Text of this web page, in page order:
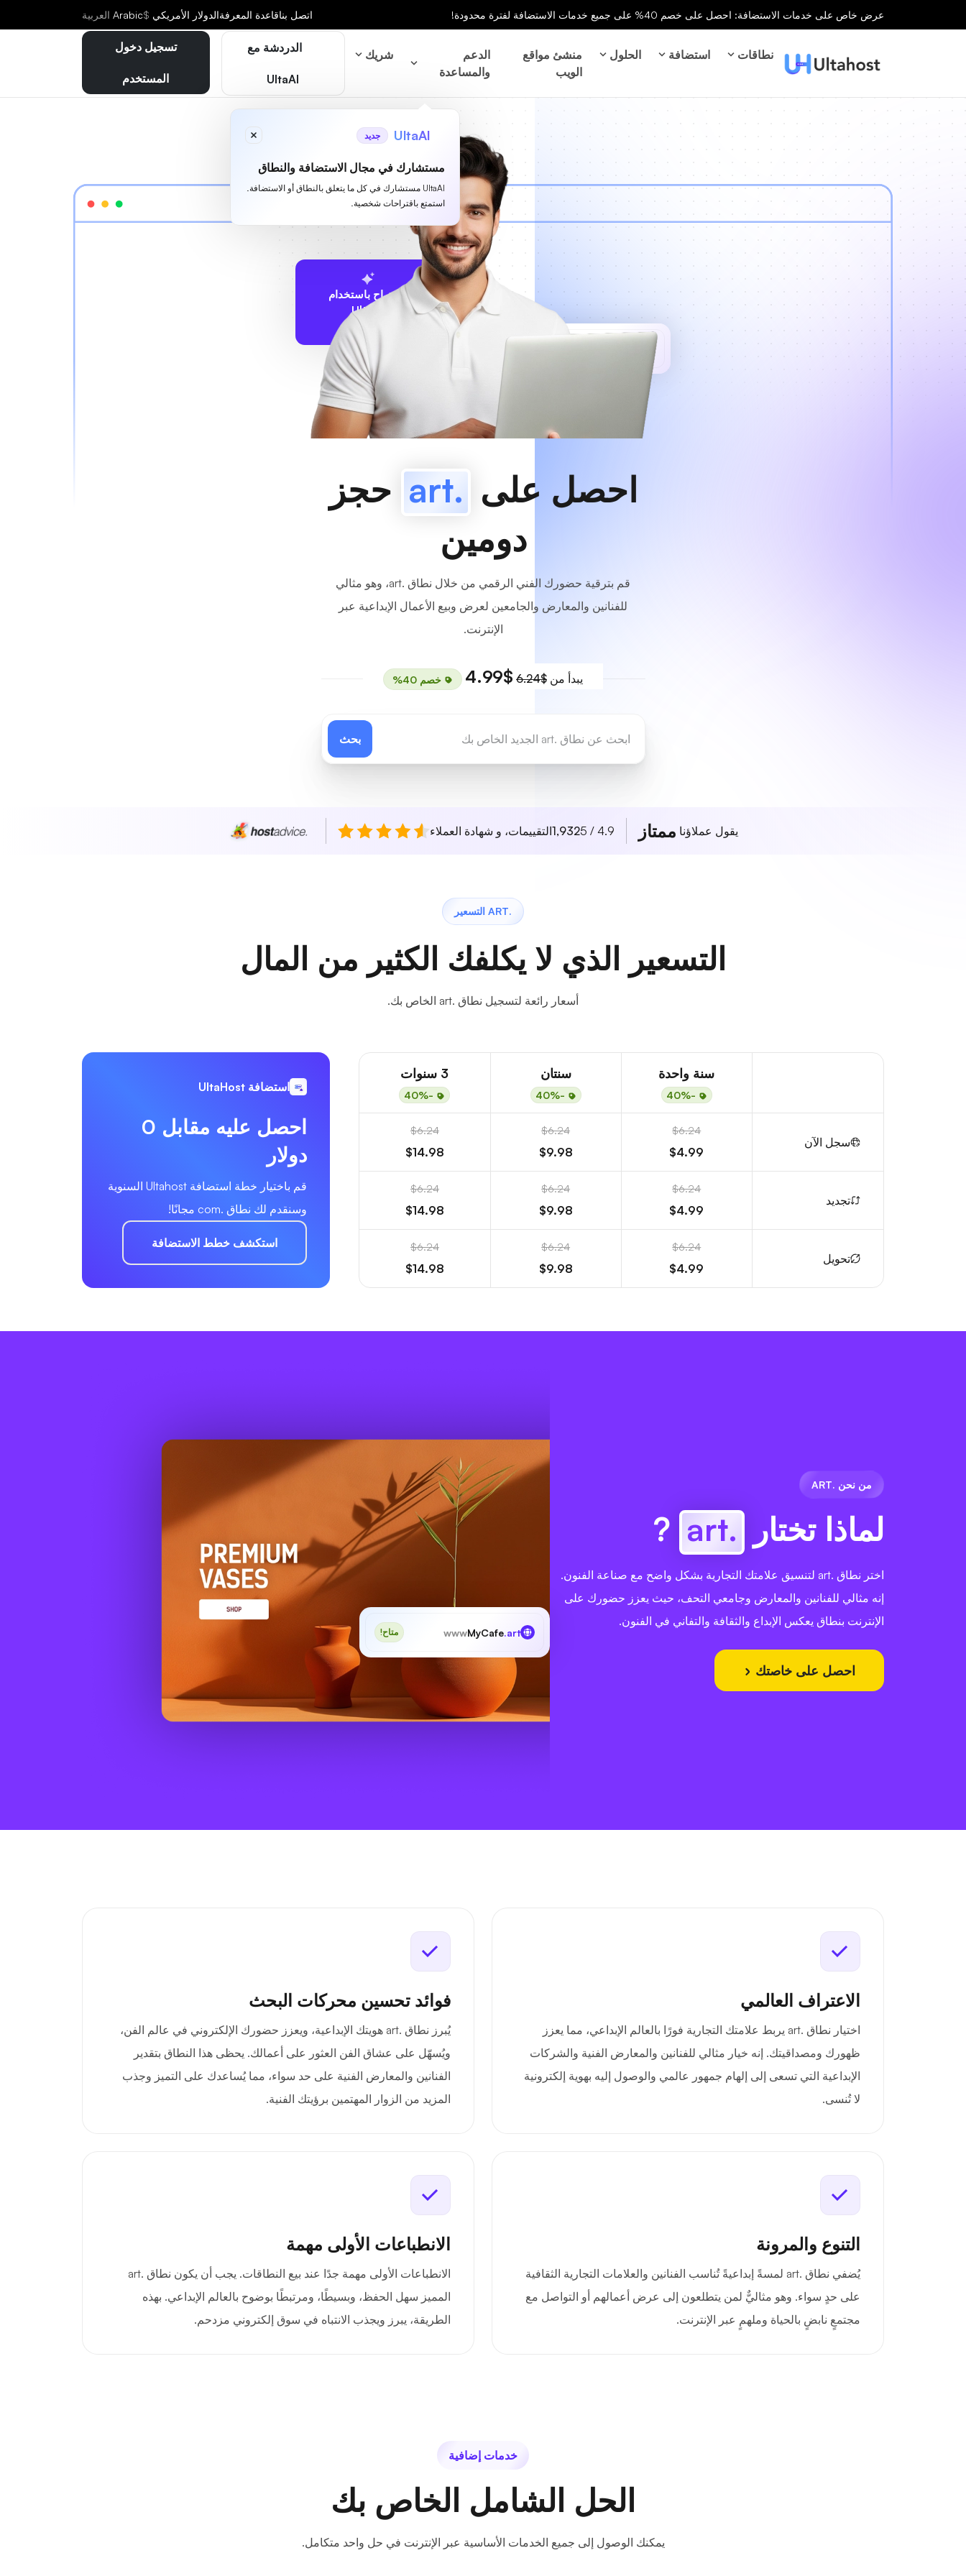
عرض خاص على خدمات الاستضافة: احصل على خصم 40% على جميع خدمات الاستضافة لفترة محدودة! اتصل بناقاعدة المعرفةالدولار الأمريكي $
Arabic العربية
نطاقات استضافة الحلول
منشئ مواقع
الويب
الدعم
والمساعدة
شريك الدردشة مع
UltaAI
UltaAI جديد
مستشارك في مجال الاستضافة والنطاق
UltaAI مستشارك في كل ما يتعلق بالنطاق أو الاستضافة.
استمتع باقتراحات شخصية.
تسجيل دخول
المستخدم
الاقتراح باستخدام
UltaAI
متاح!
احصل على .art
حجز
دومين
قم بترقية حضورك الفني الرقمي من خلال نطاق .art، وهو مثالي
للفنانين والمعارض والجامعين لعرض وبيع الأعمال الإبداعية عبر
الإنترنت.
يبدأ من $6.24
$4.99 خصم 40%
بحث
يقول عملاؤنا ممتاز 4.9 / 5
1,932التقييمات، و شهادة العملاء
.ART التسعير
التسعير الذي لا يكلفك الكثير من المال
أسعار رائعة لتسجيل نطاق .art الخاص بك.
سنة واحدة
-40%
سنتان
-40%
3 سنوات
-40%
سجل الآن
$6.24
$4.99
$6.24
$9.98
$6.24
$14.98
تجديد
$6.24
$4.99
$6.24
$9.98
$6.24
$14.98
تحويل
$6.24
$4.99
$6.24
$9.98
$6.24
$14.98
استضافة UltaHost
احصل عليه مقابل 0
دولار
قم باختيار خطة استضافة Ultahost السنوية
وسنقدم لك نطاق .com مجانًا!
استكشف خطط الاستضافة
من نحن .ART
لماذا تختار .art
?
اختر نطاق .art لتنسيق علامتك التجارية بشكل واضح مع صناعة الفنون.
إنه مثالي للفنانين والمعارض وجامعي التحف، حيث يعزز حضورك على
الإنترنت بنطاق يعكس الإبداع والثقافة والتفاني في الفنون.
احصل على خاصتك
wwwMyCafe.art متاح!
الاعتراف العالمي
اختيار نطاق .art يربط علامتك التجارية فورًا بالعالم الإبداعي، مما يعزز
ظهورك ومصداقيتك. إنه خيار مثالي للفنانين والمعارض الفنية والشركات
الإبداعية التي تسعى إلى إلهام جمهور عالمي والوصول إليه بهوية إلكترونية
لا تُنسى.
فوائد تحسين محركات البحث
يُبرز نطاق .art هويتك الإبداعية، ويعزز حضورك الإلكتروني في عالم الفن،
ويُسهّل على عشاق الفن العثور على أعمالك. يحظى هذا النطاق بتقدير
الفنانين والمعارض الفنية على حد سواء، مما يُساعدك على التميز وجذب
المزيد من الزوار المهتمين برؤيتك الفنية.
التنوع والمرونة
يُضفي نطاق .art لمسةً إبداعيةً تُناسب الفنانين والعلامات التجارية الثقافية
على حدٍ سواء. وهو مثاليٌّ لمن يتطلعون إلى عرض أعمالهم أو التواصل مع
مجتمعٍ نابضٍ بالحياة وملهمٍ عبر الإنترنت.
الانطباعات الأولى مهمة
الانطباعات الأولى مهمة جدًا عند بيع النطاقات. يجب أن يكون نطاق .art
المميز سهل الحفظ، وبسيطًا، ومرتبطًا بوضوح بالعالم الإبداعي. بهذه
الطريقة، يبرز ويجذب الانتباه في سوق إلكتروني مزدحم.
خدمات إضافية
الحل الشامل الخاص بك
يمكنك الوصول إلى جميع الخدمات الأساسية عبر الإنترنت في حل واحد متكامل.